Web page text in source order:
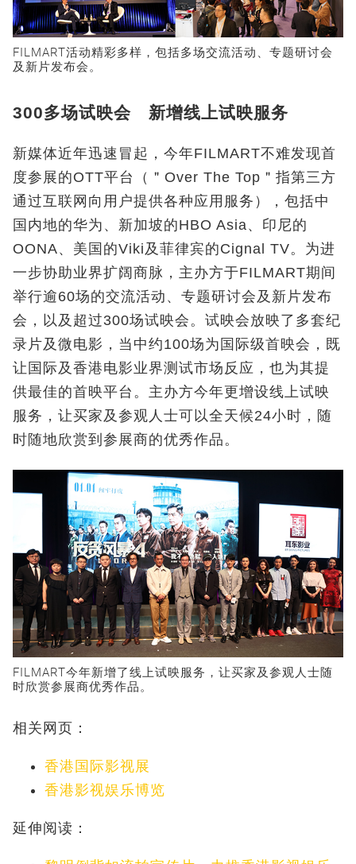
FILMART活动精彩多样，包括多场交流活动、专题研讨会
及新片发布会。
300多场试映会 新增线上试映服务
新媒体近年迅速冒起，今年FILMART不难发现首
度参展的OTT平台（＂Over The Top＂指第三方
通过互联网向用户提供各种应用服务），包括中
国内地的华为、新加坡的HBO Asia、印尼的
OONA、美国的Viki及菲律宾的Cignal TV。为进
一步协助业界扩阔商脉，主办方于FILMART期间
举行逾60场的交流活动、专题研讨会及新片发布
会，以及超过300场试映会。试映会放映了多套纪
录片及微电影，当中约100场为国际级首映会，既
让国际及香港电影业界测试市场反应，也为其提
供最佳的首映平台。主办方今年更增设线上试映
服务，让买家及参观人士可以全天候24小时，随
时随地欣赏到参展商的优秀作品。
FILMART今年新增了线上试映服务，让买家及参观人士随
时欣赏参展商优秀作品。
相关网页：
香港国际影视展
香港影视娱乐博览
延伸阅读：